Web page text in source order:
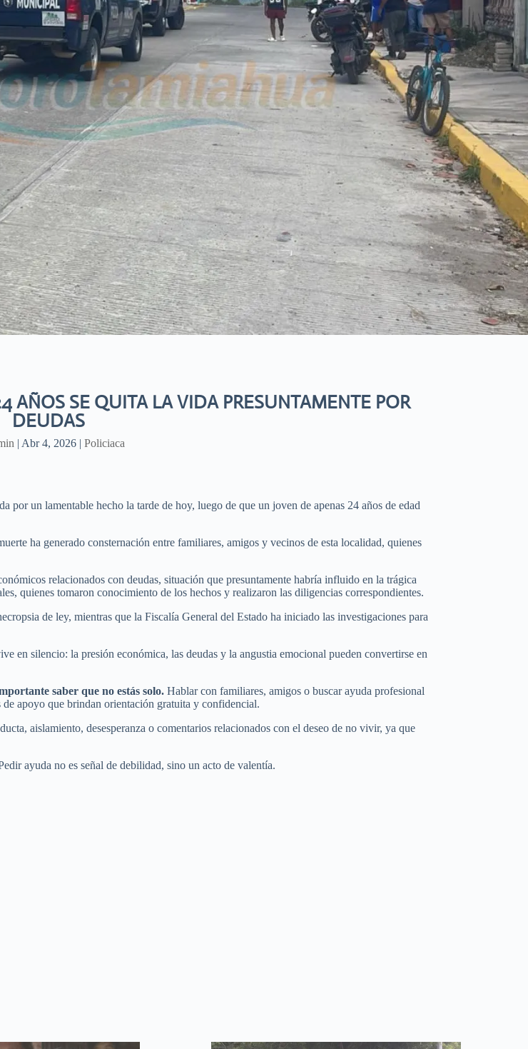
AÑOS SE QUITA LA VIDA PRESUNTAMENTE POR
DEUDAS
| Abr 4, 2026 | Policiaca
por un lamentable hecho la tarde de hoy, luego de que un joven de apenas 24 años de edad
ha generado consternación entre familiares, amigos y vecinos de esta localidad, quienes
relacionados con deudas, situación que presuntamente habría influido en la trágica
quienes tomaron conocimiento de los hechos y realizaron las diligencias correspondientes.
de ley, mientras que la Fiscalía General del Estado ha iniciado las investigaciones para
en silencio: la presión económica, las deudas y la angustia emocional pueden convertirse en
saber que no estás solo. Hablar con familiares, amigos o buscar ayuda profesional
apoyo que brindan orientación gratuita y confidencial.
aislamiento, desesperanza o comentarios relacionados con el deseo de no vivir, ya que
ayuda no es señal de debilidad, sino un acto de valentía.